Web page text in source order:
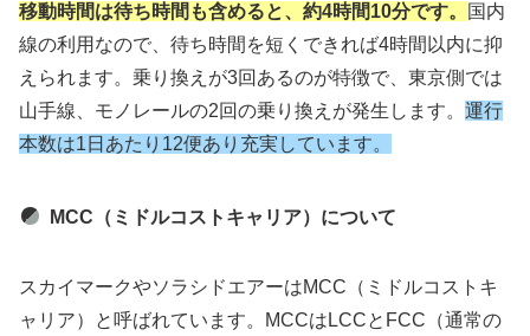
移動時間は待ち時間も含めると、約4時間10分です。
国内
線の利用なので、待ち時間を短くできれば4時間以内に抑
えられます。乗り換えが3回あるのが特徴で、東京側では
山手線、モノレールの2回の乗り換えが発生します。 運行
本数は1日あたり12便あり充実しています。
MCC（ミドルコストキャリア）について
スカイマークやソラシドエアーはMCC（ミドルコストキ
ャリア）と呼ばれています。MCCはLCCとFCC（通常の